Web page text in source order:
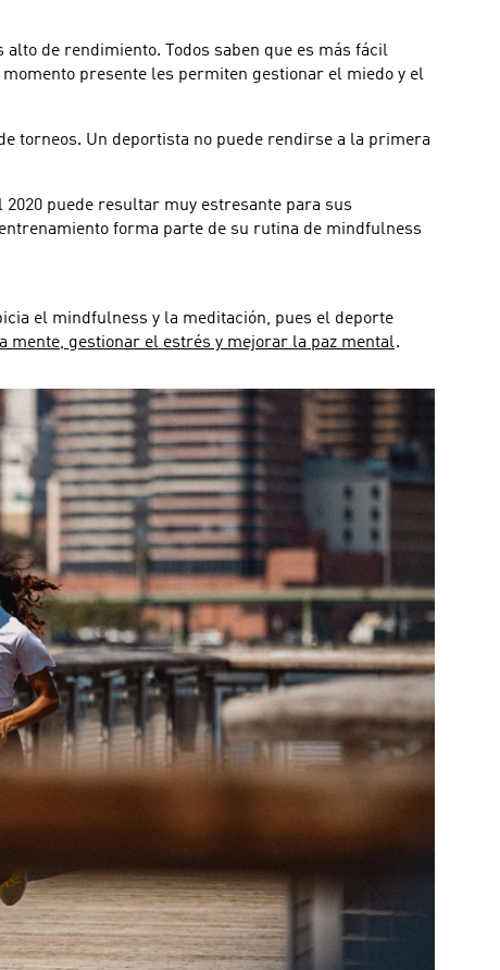
de rendimiento. Todos saben que es más fácil
presente les permiten gestionar el miedo y el
torneos. Un deportista no puede rendirse a la primera
puede resultar muy estresante para sus
forma parte de su rutina de mindfulness
el mindfulness y la meditación, pues el deporte
mente, gestionar el estrés y mejorar la paz mental.